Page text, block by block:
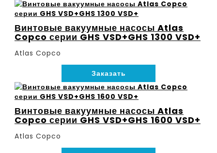
Винтовые вакуумные насосы Atlas
Copco серии GHS VSD+GHS 1300 VSD+
Atlas Copco
Заказать
Винтовые вакуумные насосы Atlas
Copco серии GHS VSD+GHS 1600 VSD+
Atlas Copco